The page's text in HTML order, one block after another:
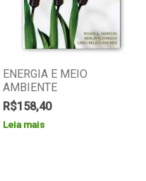
ENERGIA E MEIO
AMBIENTE
R$158,40
Leia mais